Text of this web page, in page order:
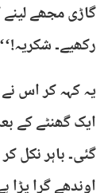
گاڑی مجھے
رکھیے۔ شکریہ!‘‘
یہ کہہ کر اس نے
ایک گھنٹے کے
گئی۔ باہر نکل
اوندھے گرا پڑا